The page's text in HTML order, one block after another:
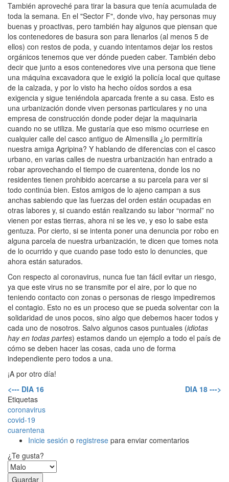
También aproveché para tirar la basura que tenía acumulada de
toda la semana. En el "Sector F", donde vivo, hay personas muy
buenas y proactivas, pero también hay algunos que piensan que
los contenedores de basura son para llenarlos (al menos 5 de
ellos) con restos de poda, y cuando intentamos dejar los restos
orgánicos tenemos que ver dónde pueden caber. También debo
decir que junto a esos contenedores vive una persona que tiene
una máquina excavadora que le exigió la policía local que quitase
de la calzada, y por lo visto ha hecho oídos sordos a esa
exigencia y sigue teniéndola aparcada frente a su casa. Esto es
una urbanización donde viven personas particulares y no una
empresa de construcción donde poder dejar la maquinaria
cuando no se utiliza. Me gustaría que eso mismo ocurriese en
cualquier calle del casco antiguo de Almensilla ¿lo permitiría
nuestra amiga Agripina? Y hablando de diferencias con el casco
urbano, en varias calles de nuestra urbanización han entrado a
robar aprovechando el tiempo de cuarentena, donde los no
residentes tienen prohibido acercarse a su parcela para ver si
todo continúa bien. Estos amigos de lo ajeno campan a sus
anchas sabiendo que las fuerzas del orden están ocupadas en
otras labores y, si cuando están realizando su labor “normal” no
vienen por estas tierras, ahora ni se les ve, y eso lo sabe esta
gentuza. Por cierto, si se intenta poner una denuncia por robo en
alguna parcela de nuestra urbanización, te dicen que tomes nota
de lo ocurrido y que cuando pase todo esto lo denuncies, que
ahora están saturados.
Con respecto al coronavirus, nunca fue tan fácil evitar un riesgo,
ya que este virus no se transmite por el aire, por lo que no
teniendo contacto con zonas o personas de riesgo impediremos
el contagio. Esto no es un proceso que se pueda solventar con la
solidaridad de unos pocos, sino algo que debemos hacer todos y
cada uno de nosotros. Salvo algunos casos puntuales (idiotas
hay en todas partes) estamos dando un ejemplo a todo el país de
cómo se deben hacer las cosas, cada uno de forma
independiente pero todos a una.
¡A por otro día!
<--- DIA 16
DIA 18 --->
Etiquetas
coronavirus
covid-19
cuarentena
Inicie sesión o registrese para enviar comentarios
¿Te gusta?